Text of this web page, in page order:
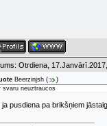
Otrdiena,
Beerzinjsh (
)
svaru neuztraucos
ja pusdiena pa brikšņiem